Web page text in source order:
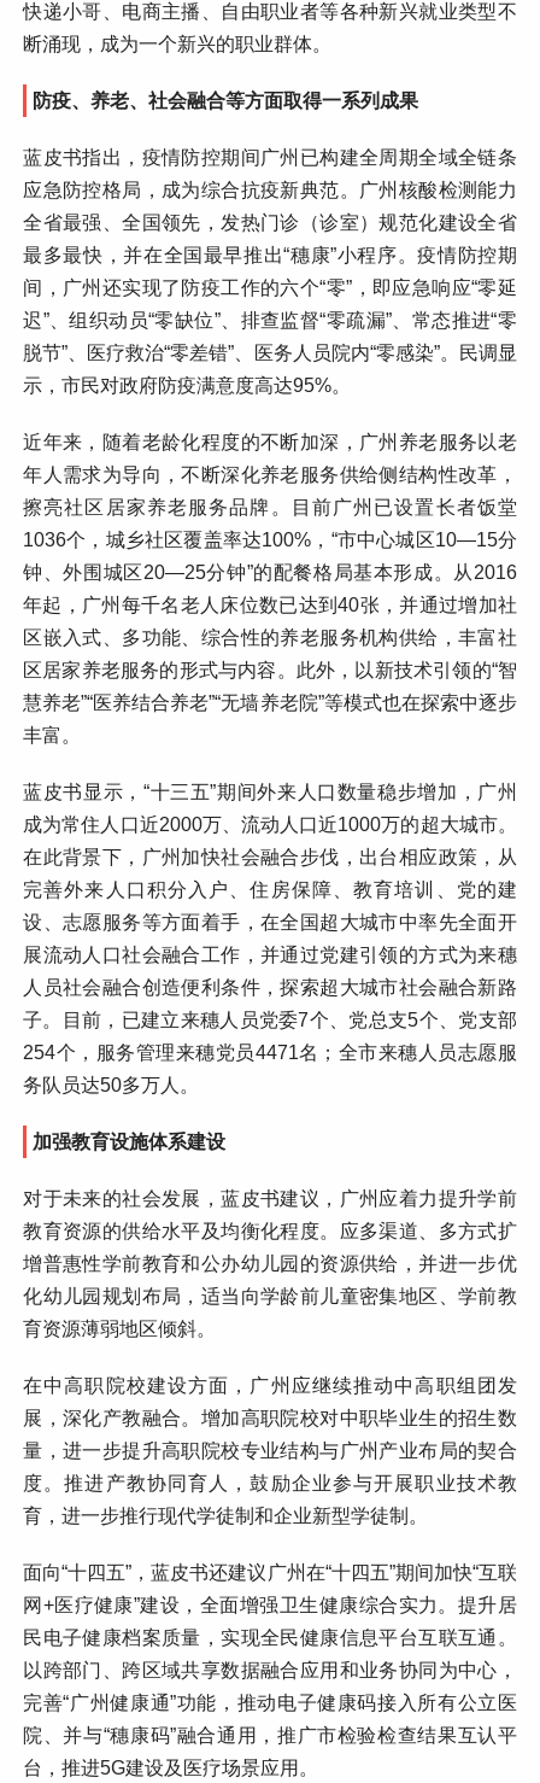
快递小哥、电商主播、自由职业者等各种新兴就业类型不
断涌现，成为一个新兴的职业群体。
防疫、养老、社会融合等方面取得一系列成果
蓝皮书指出，疫情防控期间广州已构建全周期全域全链条
应急防控格局，成为综合抗疫新典范。广州核酸检测能力
全省最强、全国领先，发热门诊（诊室）规范化建设全省
最多最快，并在全国最早推出“穗康”小程序。疫情防控期
间，广州还实现了防疫工作的六个“零”，即应急响应“零延
迟”、组织动员“零缺位”、排查监督“零疏漏”、常态推进“零
脱节”、医疗救治“零差错”、医务人员院内“零感染”。民调显
示，市民对政府防疫满意度高达95%。
近年来，随着老龄化程度的不断加深，广州养老服务以老
年人需求为导向，不断深化养老服务供给侧结构性改革，
擦亮社区居家养老服务品牌。目前广州已设置长者饭堂
1036个，城乡社区覆盖率达100%，“市中心城区10—15分
钟、外围城区20—25分钟”的配餐格局基本形成。从2016
年起，广州每千名老人床位数已达到40张，并通过增加社
区嵌入式、多功能、综合性的养老服务机构供给，丰富社
区居家养老服务的形式与内容。此外，以新技术引领的“智
慧养老”“医养结合养老”“无墙养老院”等模式也在探索中逐步
丰富。
蓝皮书显示，“十三五”期间外来人口数量稳步增加，广州
成为常住人口近2000万、流动人口近1000万的超大城市。
在此背景下，广州加快社会融合步伐，出台相应政策，从
完善外来人口积分入户、住房保障、教育培训、党的建
设、志愿服务等方面着手，在全国超大城市中率先全面开
展流动人口社会融合工作，并通过党建引领的方式为来穗
人员社会融合创造便利条件，探索超大城市社会融合新路
子。目前，已建立来穗人员党委7个、党总支5个、党支部
254个，服务管理来穗党员4471名；全市来穗人员志愿服
务队员达50多万人。
加强教育设施体系建设
对于未来的社会发展，蓝皮书建议，广州应着力提升学前
教育资源的供给水平及均衡化程度。应多渠道、多方式扩
增普惠性学前教育和公办幼儿园的资源供给，并进一步优
化幼儿园规划布局，适当向学龄前儿童密集地区、学前教
育资源薄弱地区倾斜。
在中高职院校建设方面，广州应继续推动中高职组团发
展，深化产教融合。增加高职院校对中职毕业生的招生数
量，进一步提升高职院校专业结构与广州产业布局的契合
度。推进产教协同育人，鼓励企业参与开展职业技术教
育，进一步推行现代学徒制和企业新型学徒制。
面向“十四五”，蓝皮书还建议广州在“十四五”期间加快“互联
网+医疗健康”建设，全面增强卫生健康综合实力。提升居
民电子健康档案质量，实现全民健康信息平台互联互通。
以跨部门、跨区域共享数据融合应用和业务协同为中心，
完善“广州健康通”功能，推动电子健康码接入所有公立医
院、并与“穗康码”融合通用，推广市检验检查结果互认平
台，推进5G建设及医疗场景应用。